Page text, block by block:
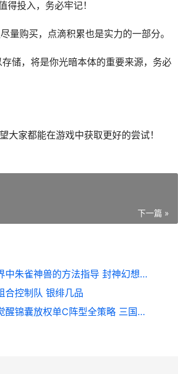
投入，务必牢记！
量购买，点滴积累也是实力的一部分。
储，将是你光暗本体的重要来源，务必
家都能在游戏中获取更好的尝试！
下一篇 »
封神幻想世界中朱雀神兽的方法指导 封神幻想世界官网
合控制队 银绯几品
三国杀武将觉醒锦囊放权单C阵型全策略 三国杀武将觉醒攻略